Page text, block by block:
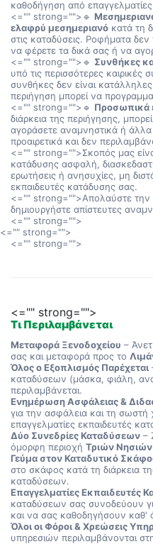
καθοδήγηση από
<="" strong="">🔹
ελαφρύ μεσημεριανό κατά τη
στις καταδύσεις. Ροφήματα δεν
να φέρετε τα δικά σας ή να
<="" strong="">🔹 Συνθήκες
υπό τις περισσότερες καιρικές
συνθήκες δεν είναι
περιήγηση μπορεί να
<="" strong="">🔹 Προσωπικά
διάρκεια της περιήγησης,
αγοράσετε αναμνηστικά ή άλλα
προαιρετικά και δεν
<="" strong="">Σκοπός μας
κατάδυσης ασφαλή,
ερωτήσεις ή ανησυχίες, μη
εκπαιδευτές κατάδυσης σας.
<="" strong="">Απολαύστε την
δημιουργήστε απίστευτες
<="" strong="">
<="" strong="">
<="" strong="">
<="" strong="">
Τι Περιλαμβάνεται
Μεταφορά Ξενοδοχείου –
σας και μεταφορά προς το
Όλος ο Εξοπλισμός Παρέχεται
καταδύσεων (μάσκα, φιάλη,
περιλαμβάνεται.
Ενημέρωση Ασφάλειας &
για την ασφάλεια και τη
επαγγελματίες εκπαιδευτές
Δύο Συνεδρίες Καταδύσεων –
όμορφη περιοχή Τριών Νησιών
Γεύμα στον Καταδυτικό
στο σκάφος κατά τη διάρκεια
καταδύσεων.
Επαγγελματίες Εκπαιδευτές
καταδύσεων σας συνοδεύουν
και να σας καθοδηγήσουν καθ'
Όλοι οι Φόροι & Χρεώσεις
υπηρεσιών περιλαμβάνονται